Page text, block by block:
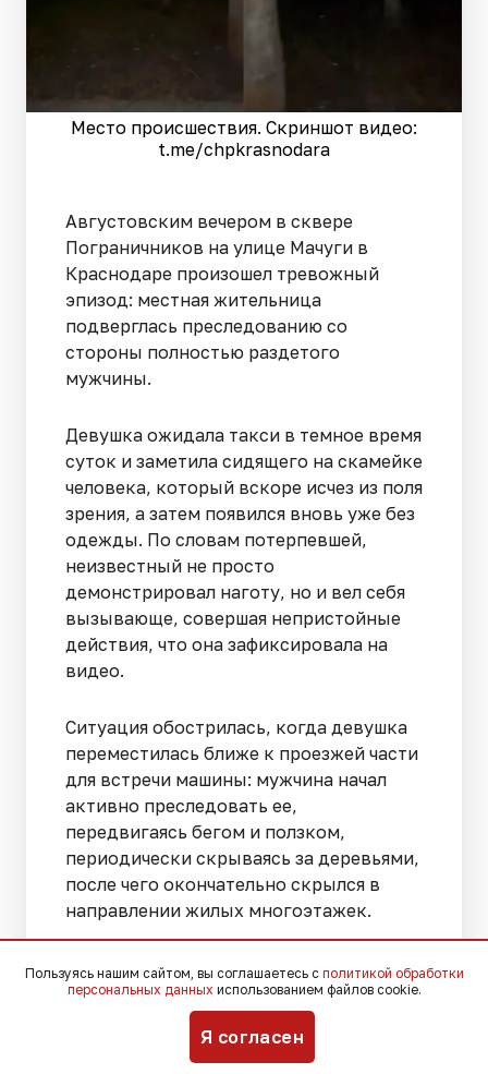
Место происшествия. Скриншот видео:
t.me/chpkrasnodara
Августовским вечером в сквере
Пограничников на улице Мачуги в
Краснодаре произошел тревожный
эпизод: местная жительница
подверглась преследованию со
стороны полностью раздетого
мужчины.
Девушка ожидала такси в темное время
суток и заметила сидящего на скамейке
человека, который вскоре исчез из поля
зрения, а затем появился вновь уже без
одежды. По словам потерпевшей,
неизвестный не просто
демонстрировал наготу, но и вел себя
вызывающе, совершая непристойные
действия, что она зафиксировала на
видео.
Ситуация обострилась, когда девушка
переместилась ближе к проезжей части
для встречи машины: мужчина начал
активно преследовать ее,
передвигаясь бегом и ползком,
периодически скрываясь за деревьями,
после чего окончательно скрылся в
направлении жилых многоэтажек.
Информация о происшествии была
обнародованав социальных сетях, что
привлекло внимание
правоохранительных органов. Пресс-
Пользуясь нашим сайтом, вы соглашаетесь с политикой обработки
персональных данных использованием файлов cookie.
Я согласен